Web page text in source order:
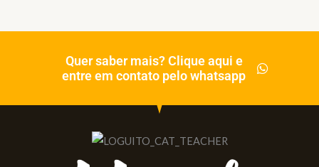
Quer saber mais? Clique aqui e
entre em contato pelo whatsapp